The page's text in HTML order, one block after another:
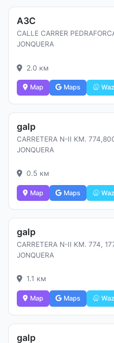
АЗС
CALLE CARRER
JONQUERA
2.0 км
Map Maps
galp
CARRETERA N-II KM.
JONQUERA
0.5 км
Map Maps
galp
CARRETERA N-II KM. 774,
JONQUERA
1.1 км
Map Maps
galp